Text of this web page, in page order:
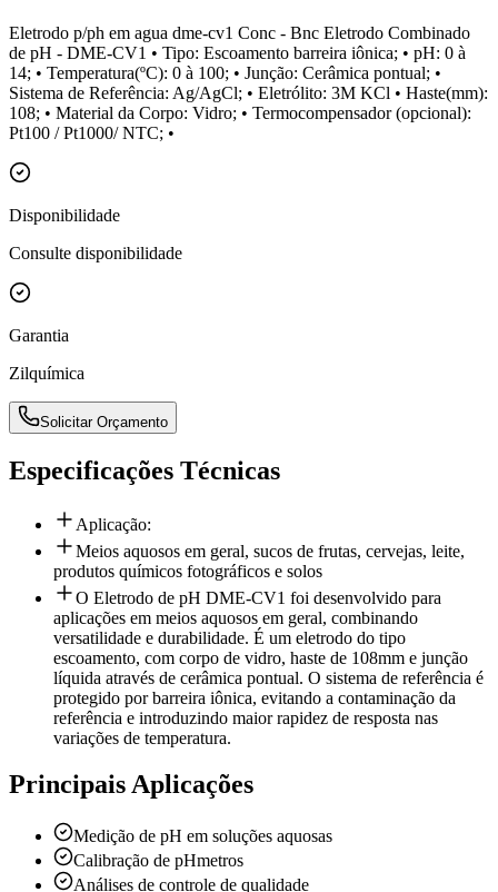
Eletrodo p/ph em agua dme-cv1 Conc - Bnc Eletrodo Combinado
de pH - DME-CV1 • Tipo: Escoamento barreira iônica; • pH: 0 à
14; • Temperatura(ºC): 0 à 100; • Junção: Cerâmica pontual; •
Sistema de Referência: Ag/AgCl; • Eletrólito: 3M KCl • Haste(mm):
108; • Material da Corpo: Vidro; • Termocompensador (opcional):
Pt100 / Pt1000/ NTC; •
Disponibilidade
Consulte disponibilidade
Garantia
Zilquímica
Solicitar Orçamento
Especificações Técnicas
Aplicação:
Meios aquosos em geral, sucos de frutas, cervejas, leite,
produtos químicos fotográficos e solos
O Eletrodo de pH DME-CV1 foi desenvolvido para
aplicações em meios aquosos em geral, combinando
versatilidade e durabilidade. É um eletrodo do tipo
escoamento, com corpo de vidro, haste de 108mm e junção
líquida através de cerâmica pontual. O sistema de referência é
protegido por barreira iônica, evitando a contaminação da
referência e introduzindo maior rapidez de resposta nas
variações de temperatura.
Principais Aplicações
Medição de pH em soluções aquosas
Calibração de pHmetros
Análises de controle de qualidade